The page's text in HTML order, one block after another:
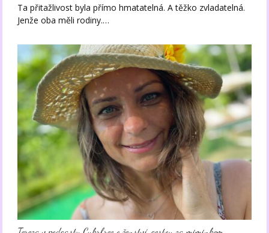
Ta přitažlivost byla přímo hmatatelná. A těžko zvladatelná.
Jenže oba měli rodiny.…